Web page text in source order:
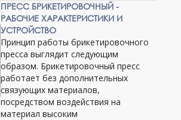
ПРЕСС БРИКЕТИРОВОЧНЫЙ -
РАБОЧИЕ ХАРАКТЕРИСТИКИ И
УСТРОЙСТВО
Принцип работы брикетировочного
пресса выглядит следующим
образом. Брикетировочный пресс
работает без дополнительных
связующих материалов,
посредством воздействия на
материал высоким